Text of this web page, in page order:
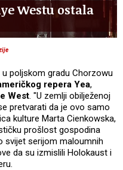
Westu ostala
poljskom gradu Chorzowu
repera Yea,
West. "U zemlji obilježenoj
pretvarati da je ovo samo
kulture Marta Cienkowska,
prošlost gospodina
svijet serijom maloumnih
da su izmislili Holokaust i